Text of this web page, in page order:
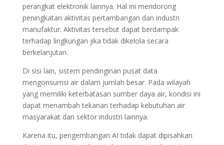
perangkat elektronik lainnya. Hal ini mendorong
peningkatan aktivitas pertambangan dan industri
manufaktur. Aktivitas tersebut dapat berdampak
terhadap lingkungan jika tidak dikelola secara
berkelanjutan.
Di sisi lain, sistem pendinginan pusat data
mengonsumsi air dalam jumlah besar. Pada wilayah
yang memiliki keterbatasan sumber daya air, kondisi ini
dapat menambah tekanan terhadap kebutuhan air
masyarakat dan sektor industri lainnya.
Karena itu, pengembangan AI tidak dapat dipisahkan